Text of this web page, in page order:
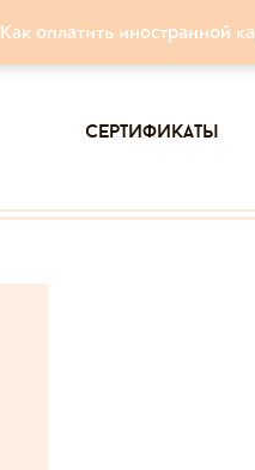
Как оплатить иностранной
сертификаты